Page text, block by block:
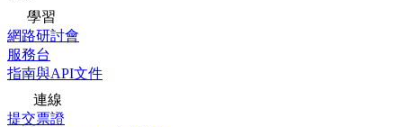
學習
網路研討會
服務台
指南與API文件
連線
提交票證